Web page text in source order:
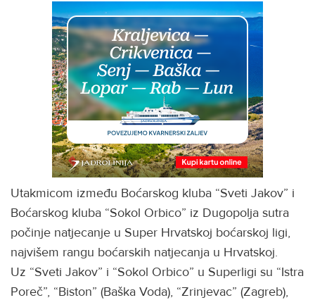
Utakmicom između Boćarskog kluba “Sveti Jakov” i
Boćarskog kluba “Sokol Orbico” iz Dugopolja sutra
počinje natjecanje u Super Hrvatskoj boćarskoj ligi,
najvišem rangu boćarskih natjecanja u Hrvatskoj.
Uz “Sveti Jakov” i “Sokol Orbico” u Superligi su “Istra
Poreč”, “Biston” (Baška Voda), “Zrinjevac” (Zagreb),